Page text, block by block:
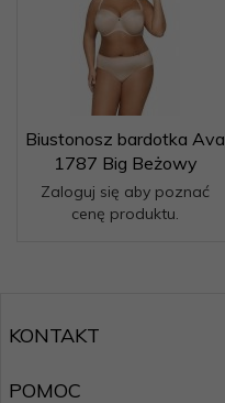
Biustonosz bardotka Ava
1787 Big Beżowy
Zaloguj się aby poznać
cenę produktu.
KONTAKT
POMOC